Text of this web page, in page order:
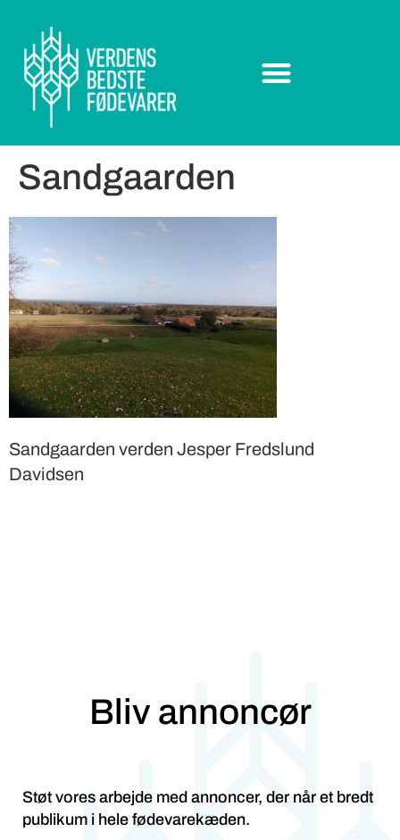
Sandgaarden
Sandgaarden verden Jesper Fredslund
Davidsen
Bliv annoncør
Støt vores arbejde med annoncer, der når et bredt
publikum i hele fødevarekæden.